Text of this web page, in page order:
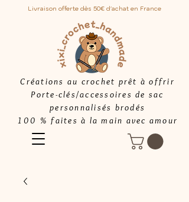
Créations au crochet prêt à offrir
Porte-clés/accessoires de sac
personnalisés brodés
100 % faites à la main avec amour
Livraison offerte dès 50€ d'achat en France